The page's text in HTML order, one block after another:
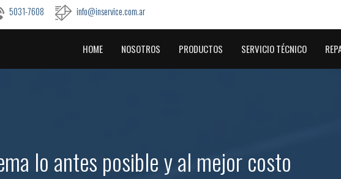
5031-7608 info@inservice.com.ar
HOME NOSOTROS PRODUCTOS SERVICIO TÉCNICO
lo antes posible y al mejor costo